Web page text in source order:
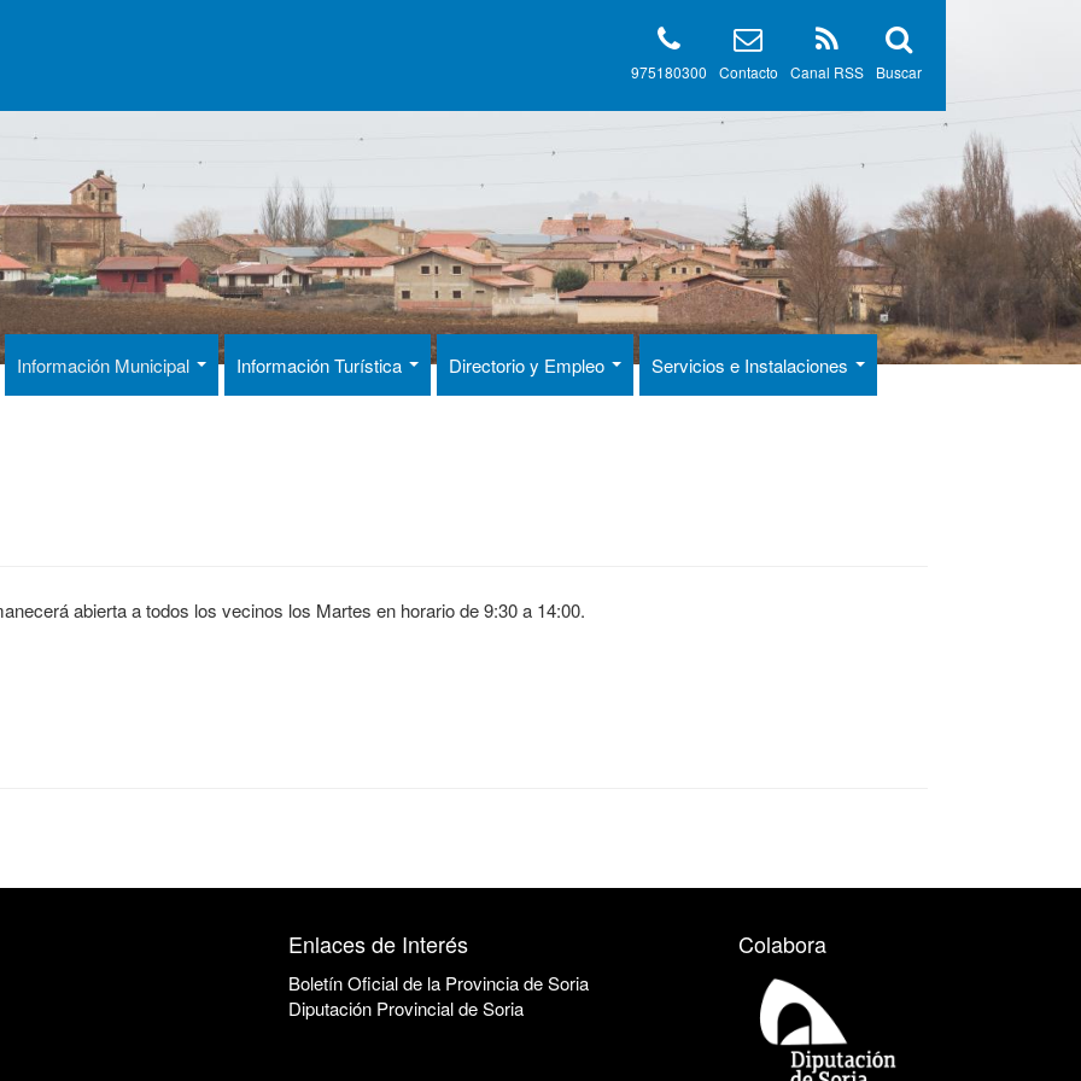
Buscar
Canal RSS
Contacto
975180300
Información Municipal Información Turística Directorio y Empleo Servicios e Instalaciones
abierta a todos los vecinos los Martes en horario de 9:30 a 14:00.
Enlaces de Interés
Boletín Oficial de la Provincia de Soria
Diputación Provincial de Soria
Colabora